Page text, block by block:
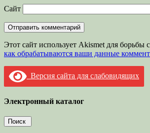
Сайт
Этот сайт использует Akismet для борьбы
как обрабатываются ваши данные
Версия сайта для слабовидящих
Электронный каталог